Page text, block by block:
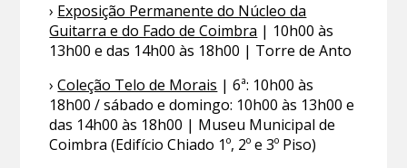
› Exposição Permanente do Núcleo da
Guitarra e do Fado de Coimbra | 10h00 às
13h00 e das 14h00 às 18h00 | Torre de Anto
›Coleção Telo de Morais | 6ª: 10h00 às
18h00 / sábado e domingo: 10h00 às 13h00 e
das 14h00 às 18h00 | Museu Municipal de
Coimbra (Edifício Chiado 1º, 2º e 3º Piso)